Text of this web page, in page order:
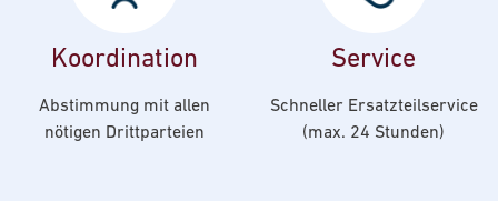
Koordination
Abstimmung mit allen
nötigen Drittparteien
Service
Schneller Ersatzteilservice
(max. 24 Stunden)